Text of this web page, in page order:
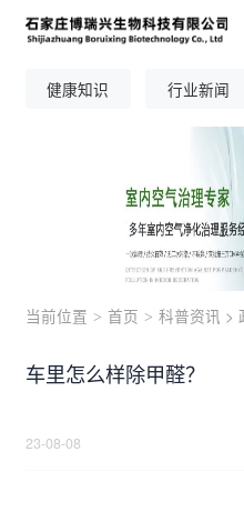
健康知识 行业新闻
当前位置 > 首页 > 科普资讯 >
车里怎么样除甲醛？
23-08-08